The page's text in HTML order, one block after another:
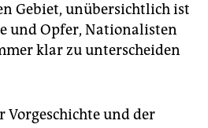
Gebiet, unübersichtlich ist
und Opfer, Nationalisten
klar zu unterscheiden
und der